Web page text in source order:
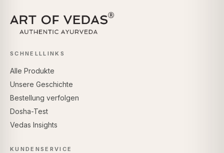
SCHNELLLINKS
Alle Produkte
Unsere Geschichte
Bestellung verfolgen
Dosha-Test
Vedas Insights
KUNDENSERVICE